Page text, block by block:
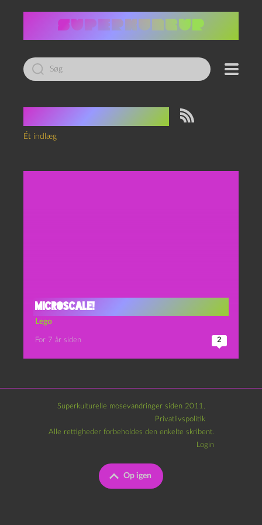
Led
efter:
Ét indlæg
Microscale!
Lego
For 7 år siden 2
Superkulturelle mosevandringer siden 2011.
Privatlivspolitik
Op igen
Alle rettigheder forbeholdes den enkelte skribent.
Login